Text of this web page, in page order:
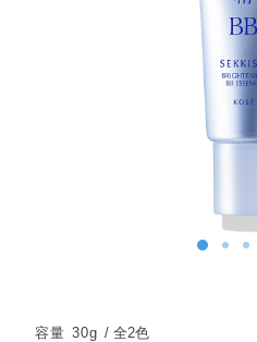
容量 30g 全2色